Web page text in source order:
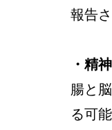
報告
・精
腸と
る可